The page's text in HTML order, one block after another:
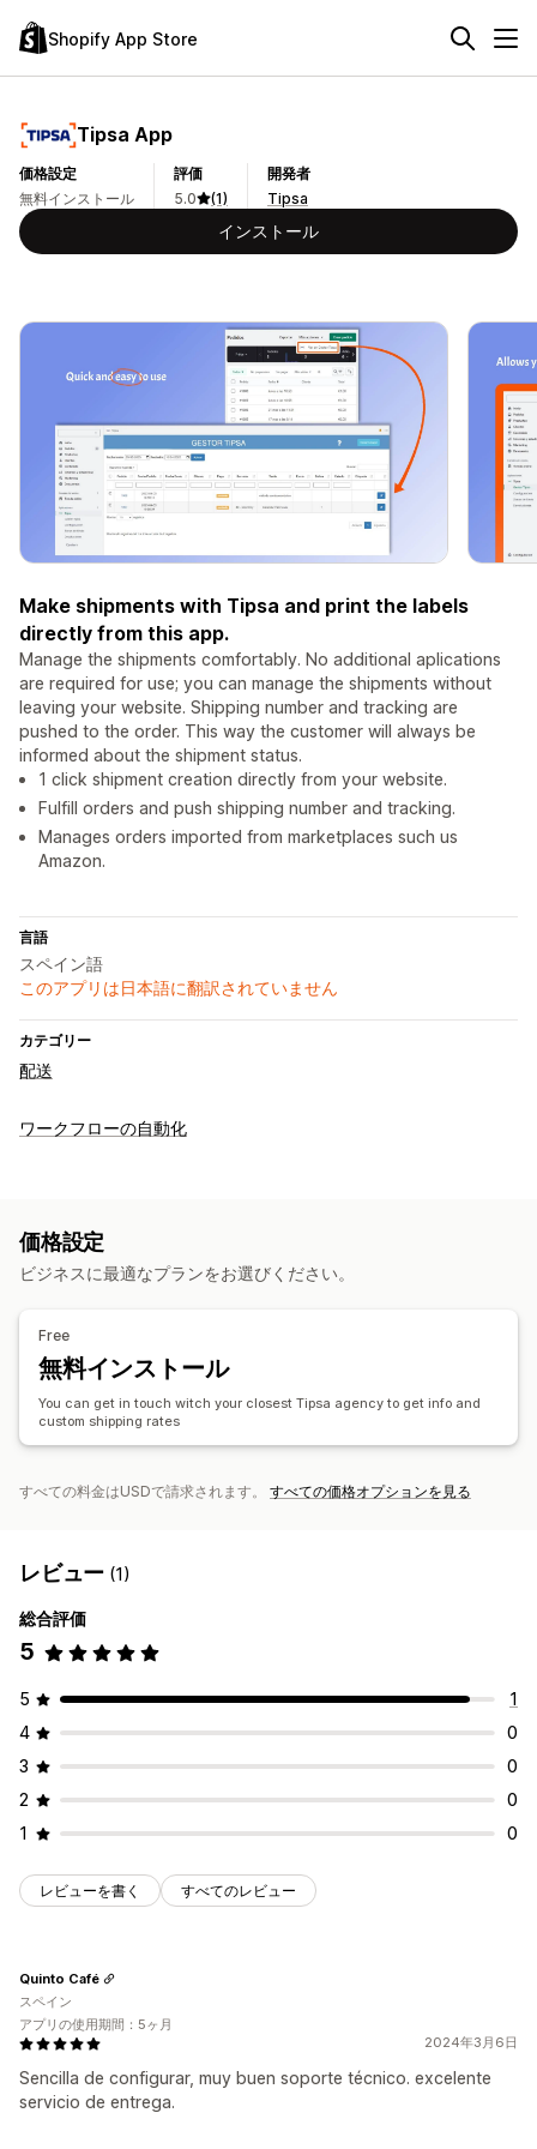
Shopify App Store
Tipsa App
価格設定
無料インストール
評価
5.0
(1)
開発者
Tipsa
インストール
Make shipments with Tipsa and print the labels
directly from this app.
Manage the shipments comfortably. No additional aplications
are required for use; you can manage the shipments without
leaving your website. Shipping number and tracking are
pushed to the order. This way the customer will always be
informed about the shipment status.
1 click shipment creation directly from your website.
Fulfill orders and push shipping number and tracking.
Manages orders imported from marketplaces such us
Amazon.
言語
スペイン語
このアプリは日本語に翻訳されていません
カテゴリー
配送
ワークフローの自動化
価格設定
ビジネスに最適なプランをお選びください。
Free
無料インストール
You can get in touch witch your closest Tipsa agency to get info and
custom shipping rates
すべての料金はUSDで請求されます。 すべての価格オプションを見る
レビュー (1)
総合評価
5
5
1
4
0
3
0
2
0
1
0
レビューを書く すべてのレビュー
2024年3月6日
Sencilla de configurar, muy buen soporte técnico. excelente
servicio de entrega.
Quinto Café
スペイン
アプリの使用期間：5ヶ月